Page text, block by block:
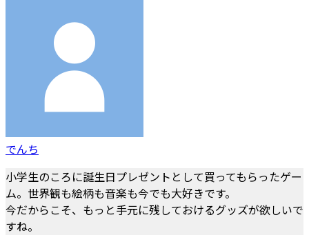
でんち
小学生のころに誕生日プレゼントとして買ってもらったゲー
ム。世界観も絵柄も音楽も今でも大好きです。
今だからこそ、もっと手元に残しておけるグッズが欲しいで
すね。